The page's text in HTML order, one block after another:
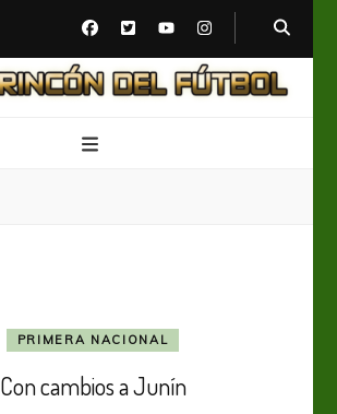
PRIMERA NACIONAL
Con cambios a Junín